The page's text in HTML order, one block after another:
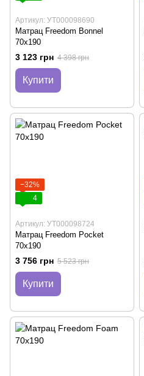
Артикул: УТ000098690
Матрац Freedom Bonnel
70х190
3 123 грн 4 398 грн
Купити
−32%
4
Артикул: УТ000098724
Матрац Freedom Pocket
70х190
3 756 грн 5 523 грн
Купити